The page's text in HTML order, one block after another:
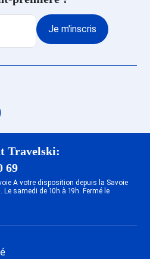
Je m'inscris
Travelski:
69
A votre disposition depuis la Savoie
samedi de 10h à 19h. Fermé le